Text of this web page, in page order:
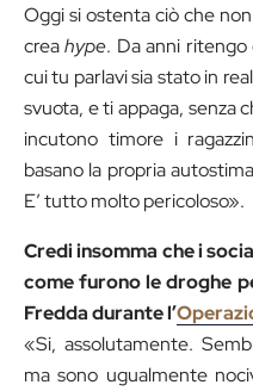
Oggi si ostenta ciò che
creahype. Da anni ritengo
cui tu parlavi sia stato in
svuota, e ti appaga, senza
incutono timore i
basano la propria
E’ tutto molto pericoloso».
Credi insomma che i
come furono le droghe
Fredda durante l’
«Si, assolutamente.
ma sono ugualmente